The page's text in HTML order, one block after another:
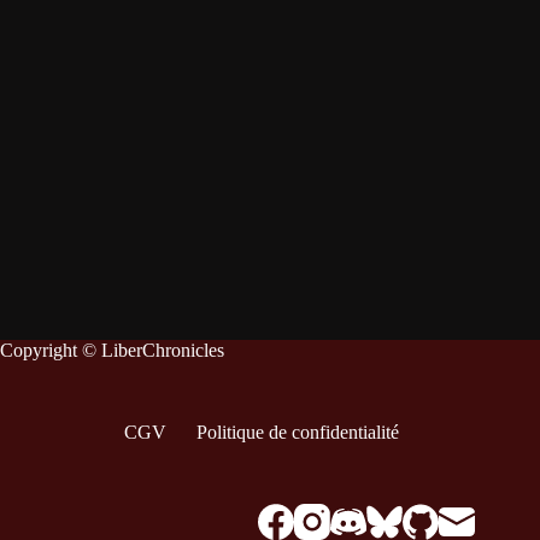
Copyright © LiberChronicles
CGV Politique de confidentialité